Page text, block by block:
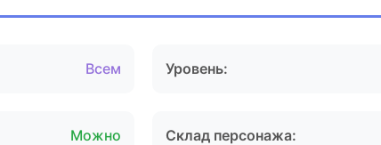
Всем Уровень:
Можно Склад персонажа: